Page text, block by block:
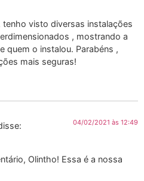
tenho visto diversas instalações
, mostrando a
quem o instalou. Parabéns ,
mais seguras!
04/02/2021 às 12:49
Olintho! Essa é a nossa